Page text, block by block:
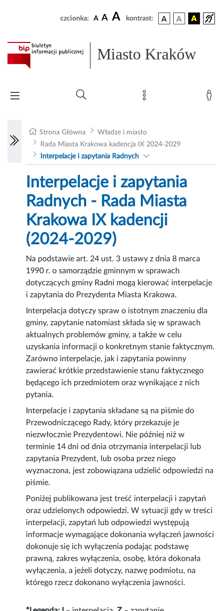
czcionka: A A A kontrast:
Miasto Kraków
Strona Główna
Władze i miasto
Rada Miasta Krakowa kadencja IX 2024-2029
Interpelacje i zapytania Radnych
Interpelacje i zapytania
Radnych - Rada Miasta
Krakowa IX kadencji
(2024-2029)
Na podstawie art. 24 ust. 3 ustawy z dnia 8 marca
1990 r. o samorządzie gminnym w sprawach
dotyczących gminy Radni mogą kierować interpelacje
i zapytania do Prezydenta Miasta Krakowa.
Interpelacja dotyczy spraw o istotnym znaczeniu dla
gminy, zapytanie natomiast składa się w sprawach
aktualnych problemów gminy, a także w celu
uzyskania informacji o konkretnym stanie faktycznym.
Zarówno interpelacje, jak i zapytania powinny
zawierać krótkie przedstawienie stanu faktycznego
będącego ich przedmiotem oraz wynikające z nich
pytania.
Interpelacje i zapytania składane są na piśmie do
Przewodniczącego Rady, który przekazuje je
niezwłocznie Prezydentowi. Nie później niż w
terminie 14 dni od dnia otrzymania interpelacji lub
zapytania Prezydent, lub osoba przez niego
wyznaczona, jest zobowiązana udzielić odpowiedzi na
piśmie.
Poniżej publikowana jest treść interpelacji i zapytań
oraz udzielonych odpowiedzi. W sytuacji gdy w treści
interpelacji, zapytań lub odpowiedzi występują
informacje wymagające dokonania wyłączeń jawności
dokonuje się ich wyłączenia podając podstawę
prawną, zakres wyłączenia, osobę, która dokonała
wyłączenia, a jeżeli dotyczy, nazwę podmiotu, na
którego rzecz dokonano wyłączenia jawności.